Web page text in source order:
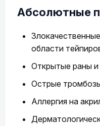
Абсолютные
области
Открытые раны и
Острые
Аллергия на